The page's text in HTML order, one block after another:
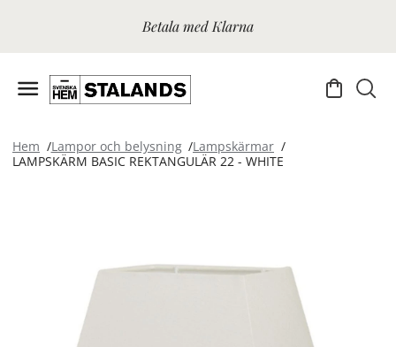
Betala med Klarna
Hem Lampor och belysning
Lampskärmar
LAMPSKÄRM BASIC REKTANGULÄR 22 - WHITE